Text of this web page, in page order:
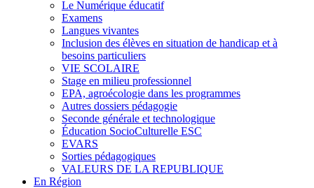
Le Numérique éducatif
Examens
Langues vivantes
Inclusion des élèves en situation de handicap et à
besoins particuliers
VIE SCOLAIRE
Stage en milieu professionnel
EPA, agroécologie dans les programmes
Autres dossiers pédagogie
Seconde générale et technologique
Éducation SocioCulturelle ESC
EVARS
Sorties pédagogiques
VALEURS DE LA REPUBLIQUE
En Région